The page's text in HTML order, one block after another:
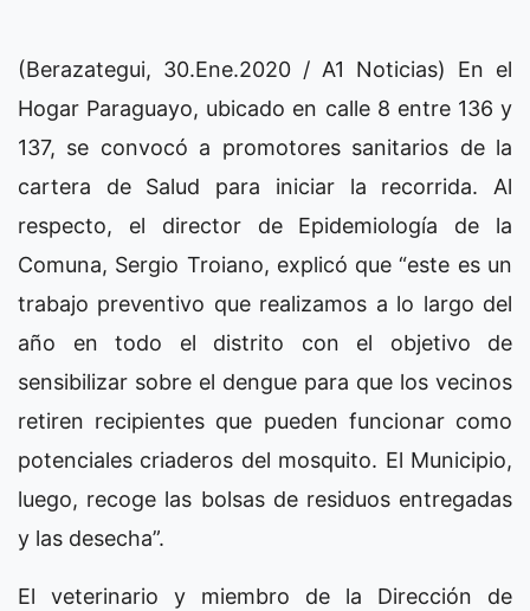
(Berazategui, 30.Ene.2020 / A1 Noticias) En el
Hogar Paraguayo, ubicado en calle 8 entre 136 y
137, se convocó a promotores sanitarios de la
cartera de Salud para iniciar la recorrida. Al
respecto, el director de Epidemiología de la
Comuna, Sergio Troiano, explicó que “este es un
trabajo preventivo que realizamos a lo largo del
año en todo el distrito con el objetivo de
sensibilizar sobre el dengue para que los vecinos
retiren recipientes que pueden funcionar como
potenciales criaderos del mosquito. El Municipio,
luego, recoge las bolsas de residuos entregadas
y las desecha”.
El veterinario y miembro de la Dirección de